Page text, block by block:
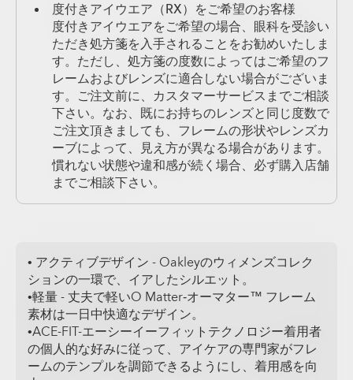
度付きアイウエア（RX）をご希望のお客様
度付きアイウエアをご希望の場合、眼科を受診い
ただき処方箋を入手されることをお勧めいたしま
す。ただし、処方箋の度数によってはご希望のフ
レームおよびレンズに適合しない場合がございま
す。ご注文前に、カスタマーサービスまでご相談
下さい。なお、既にお持ちのレンズと同じ度数で
ご注文頂きましても、フレームの形状やレンズカ
ーブによって、見え方が異なる場合があります。
慣れない状態や違和感が続く場合、必ず購入店舗
までご相談下さい。
• アクティブデザイン - Oakleyのウィメンズコレク
ションの一環で、イアしたシルエット。
•軽量 - 丈夫で軽いO Matter‐オーマター™ フレーム
素材は一日中快適なデザイン。
•ACE-FIT-エーシーイーフィットテクノロジー着用者
の個人的な好みに従って、アイケアの専門家がフレ
ームのテンプルを調節できるようにし、着用感を向